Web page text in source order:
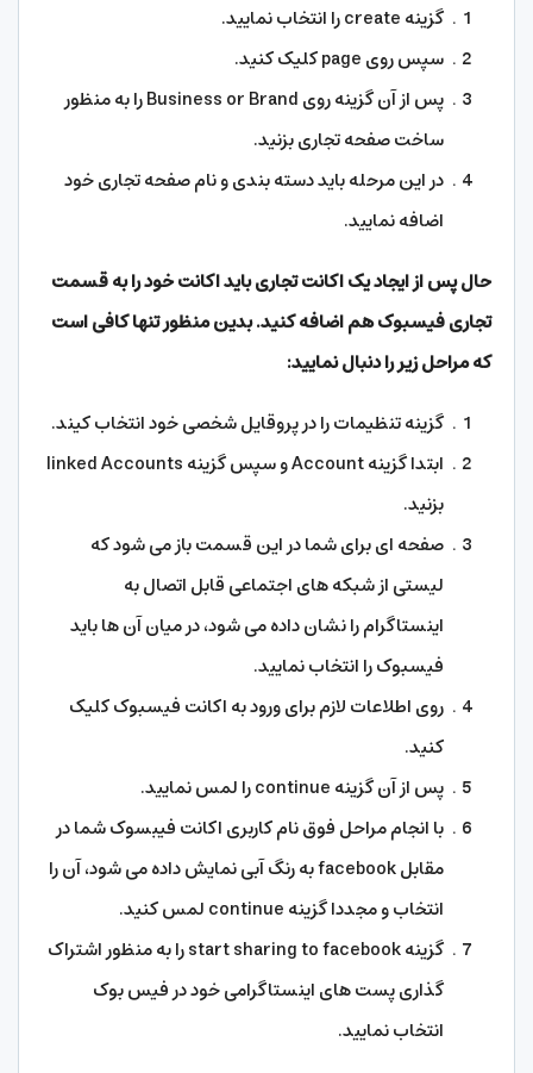
گزینه create را انتخاب نمایید.
سپس روی page کلیک کنید.
پس از آن گزینه روی Business or Brand را به منظور
ساخت صفحه تجاری بزنید.
در این مرحله باید دسته بندی و نام صفحه تجاری خود
اضافه نمایید.
حال پس از ایجاد یک اکانت تجاری باید اکانت خود را به قسمت
تجاری فیسبوک هم اضافه کنید. بدین منظور تنها کافی است
که مراحل زیر را دنبال نمایید:
گزینه تنظیمات را در پروقایل شخصی خود انتخاب کیند.
ابتدا گزینه Account و سپس گزینه linked Accounts
بزنید.
صفحه ای برای شما در این قسمت باز می شود که
لیستی از شبکه های اجتماعی قابل اتصال به
اینستاگرام را نشان داده می شود، در میان آن ها باید
فیسبوک را انتخاب نمایید.
روی اطلاعات لازم برای ورود به اکانت فیسبوک کلیک
کنید.
پس از آن گزینه continue را لمس نمایید.
با انجام مراحل فوق نام کاربری اکانت فیبسوک شما در
مقابل facebook به رنگ آبی نمایش داده می شود، آن را
انتخاب و مجددا گزینه continue لمس کنید.
گزینه start sharing to facebook را به منظور اشتراک
گذاری پست های اینستاگرامی خود در فیس بوک
انتخاب نمایید.